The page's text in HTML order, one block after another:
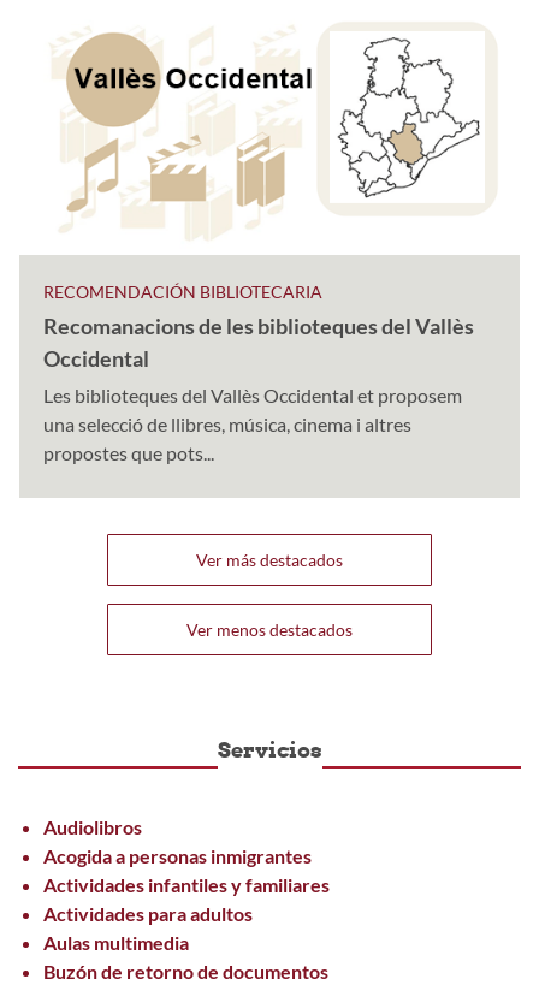
RECOMENDACIÓN BIBLIOTECARIA
Recomanacions de les biblioteques del Vallès
Occidental
Les biblioteques del Vallès Occidental et proposem
una selecció de llibres, música, cinema i altres
propostes que pots...
Ver más destacados
Ver menos destacados
Servicios
Audiolibros
Acogida a personas inmigrantes
Actividades infantiles y familiares
Actividades para adultos
Aulas multimedia
Buzón de retorno de documentos